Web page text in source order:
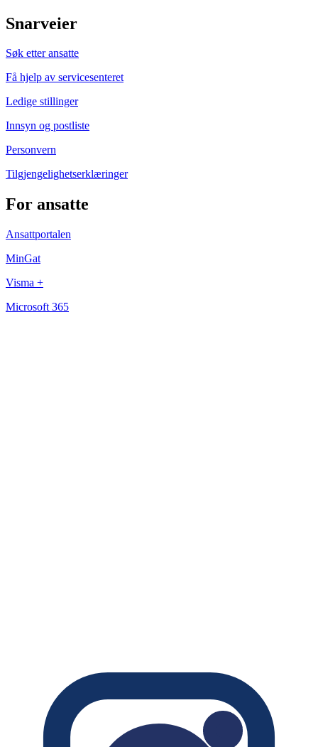
Snarveier
Søk etter ansatte
Få hjelp av servicesenteret
Ledige stillinger
Innsyn og postliste
Personvern
Tilgjengelighetserklæringer
For ansatte
Ansattportalen
MinGat
Visma +
Microsoft 365